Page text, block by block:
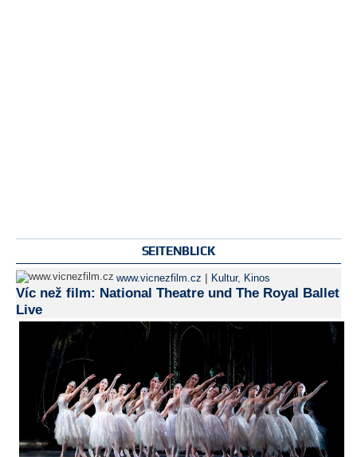
SEITENBLICK
www.vicnezfilm.cz | Kultur, Kinos
Víc než film: National Theatre und The Royal Ballet
Live